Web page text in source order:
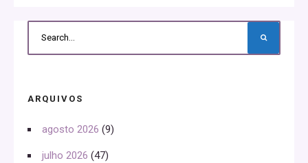
ARQUIVOS
agosto 2026 (9)
julho 2026 (47)